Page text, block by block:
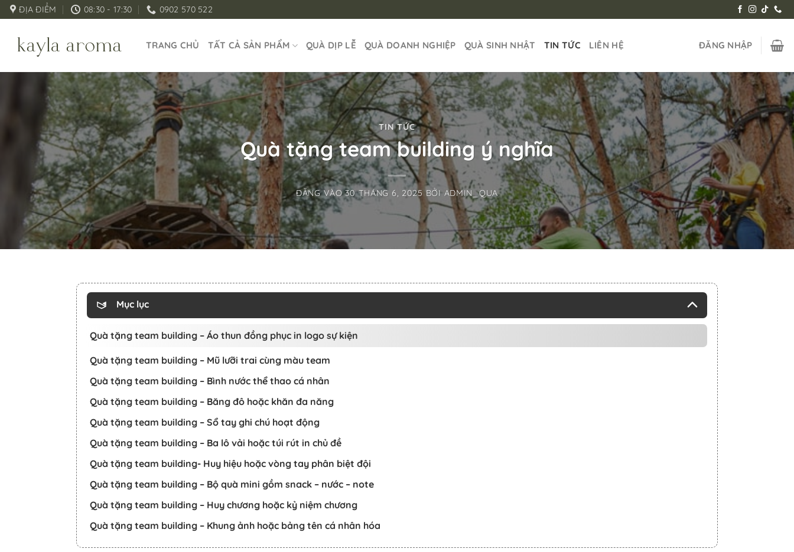
Bỏ ĐỊA ĐIỂM 08:30 - 17:30 0902 570 522
TRANG CHỦ TẤT CẢ SẢN PHẨM QUÀ DỊP LỄ QUÀ DOANH NGHIỆP QUÀ SINH NHẬT TIN TỨC LIÊN HỆ ĐĂNG NHẬP
TIN TỨC
Quà tặng team building ý nghĩa
ĐĂNG VÀO30 THÁNG 6, 2025 BỞI ADMIN_QUA
Mục lục
Quà tặng team building – Áo thun đồng phục in logo sự kiện
Quà tặng team building – Mũ lưỡi trai cùng màu team
Quà tặng team building – Bình nước thể thao cá nhân
Quà tặng team building – Băng đô hoặc khăn đa năng
Quà tặng team building – Sổ tay ghi chú hoạt động
Quà tặng team building – Ba lô vải hoặc túi rút in chủ đề
Quà tặng team building- Huy hiệu hoặc vòng tay phân biệt đội
Quà tặng team building – Bộ quà mini gồm snack – nước – note
Quà tặng team building – Huy chương hoặc kỷ niệm chương
Quà tặng team building – Khung ảnh hoặc bảng tên cá nhân hóa